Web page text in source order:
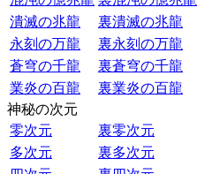
潰滅の兆龍
裏潰滅の兆龍
永刻の万龍
裏永刻の万龍
蒼穹の千龍
裏蒼穹の千龍
業炎の百龍
裏業炎の百龍
神秘の次元
零次元
裏零次元
多次元
裏多次元